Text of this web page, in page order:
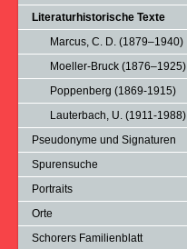
Literaturhistorische Texte
Marcus, C. D. (1879–1940)
Moeller-Bruck (1876–1925)
Poppenberg (1869-1915)
Lauterbach, U. (1911-1988)
Pseudonyme und Signaturen
Spurensuche
Portraits
Orte
Schorers Familienblatt